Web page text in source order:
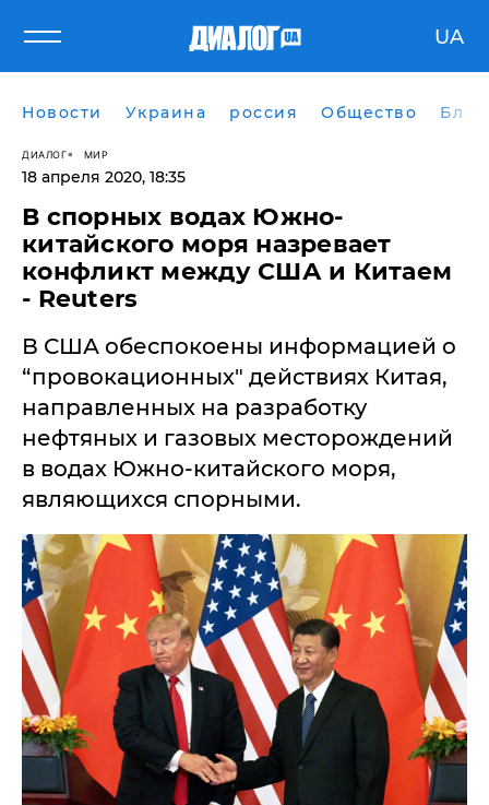
UA
Новости Украина россия Общество
ДИАЛОГ МИР
18 апреля 2020, 18:35
В спорных водах Южно-
китайского моря назревает
конфликт между США и Китаем
- Reuters
В США обеспокоены информацией о
“провокационных" действиях Китая,
направленных на разработку
нефтяных и газовых месторождений
в водах Южно-китайского моря,
являющихся спорными.